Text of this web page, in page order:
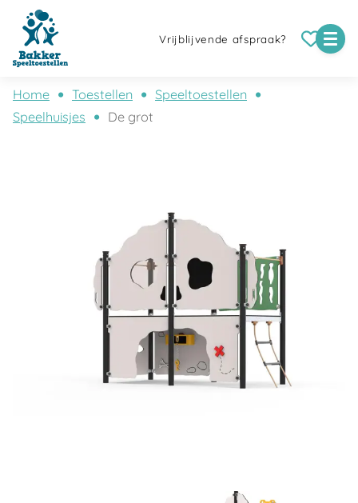
Vrijblijvende afspraak?
Home Toestellen
Speeltoestellen
Speelhuisjes
De grot